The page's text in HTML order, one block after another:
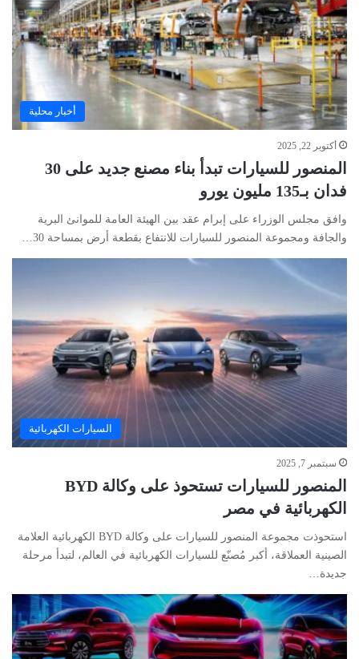
أخبار محلية
أكتوبر 22, 2025
المنصور للسيارات تبدأ بناء مصنع جديد على 30
فدان بـ135 مليون يورو
وافق مجلس الوزراء على إبرام عقد بين الهيئة العامة للموانئ البرية
والجافة ومجموعة المنصور للسيارات للانتفاع بقطعة أرض بمساحة 30…
السيارات الكهربائية
سبتمبر 7, 2025
المنصور للسيارات تستحوذ على وكالة BYD
الكهربائية في مصر
استحوذت مجموعة المنصور للسيارات على وكالة BYD الكهربائية العلامة
الصينية العملاقة، أكبر مُصنّع للسيارات الكهربائية في العالم، لتبدأ مرحلة
جديدة…